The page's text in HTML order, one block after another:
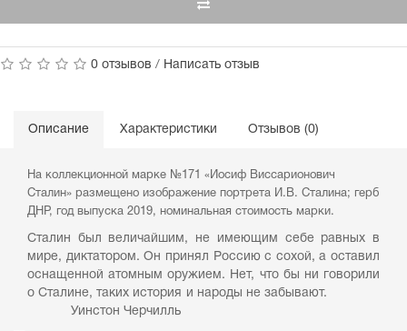
0 отзывов / Написать отзыв
Описание Характеристики Отзывов (0)
На коллекционной марке №171 «Иосиф Виссарионович
Сталин» размещено изображение портрета И.В. Сталина; герб
ДНР, год выпуска 2019, номинальная стоимость марки.
Сталин был величайшим, не имеющим себе равных в
мире, диктатором. Он принял Россию с сохой, а оставил
оснащенной атомным оружием. Нет, что бы ни говорили
о Сталине, таких история и народы не забывают.
Уинстон Черчилль